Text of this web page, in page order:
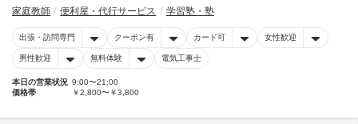
家庭教師 便利屋・代行サービス 学習塾・塾
出張・訪問専門 クーポン有 カード可 女性歓迎
男性歓迎 無料体験 電気工事士
本日の営業状況 9:00〜21:00
価格帯
￥2,800〜￥3,800